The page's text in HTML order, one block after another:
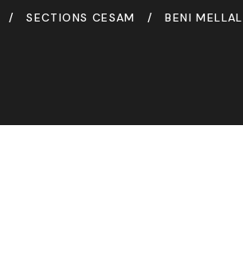
SECTIONS CESAM BENI MELLAL